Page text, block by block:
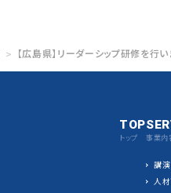
【広島県】リーダーシップ研修を行い
TOP
トップ 事業内
講演
人